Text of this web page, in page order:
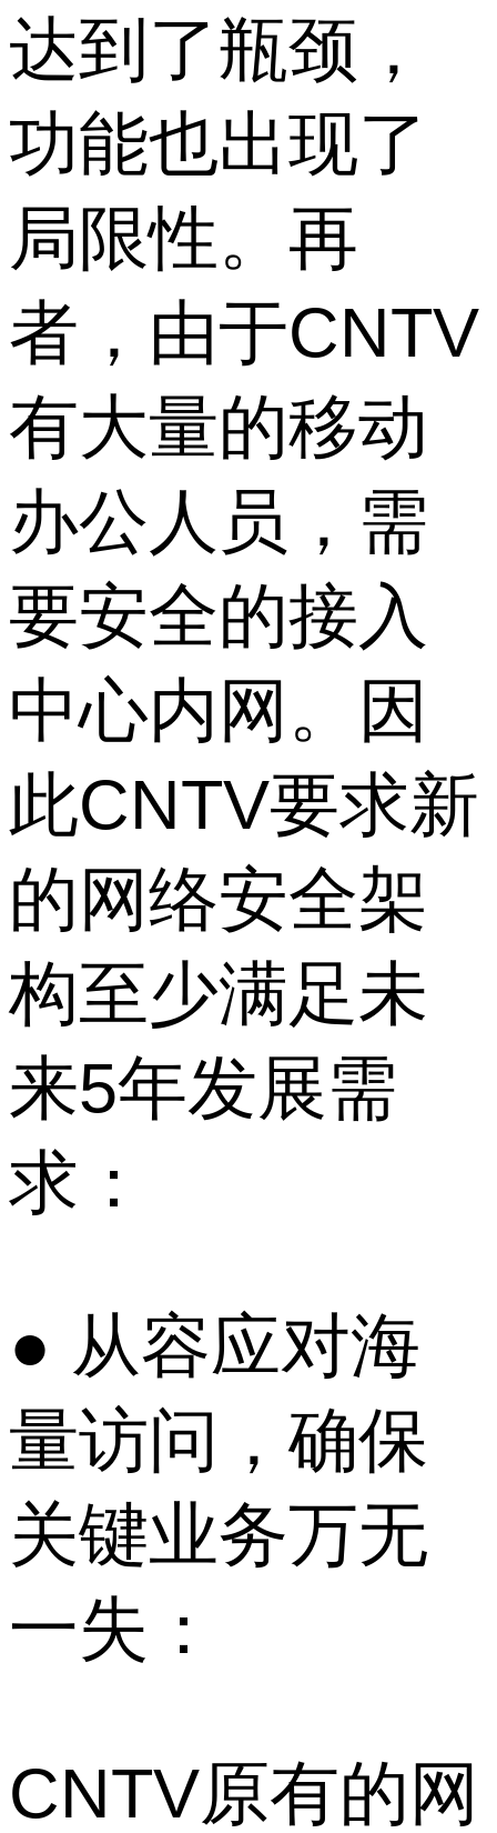
达到了瓶颈，
功能也出现了
局限性。再
者，由于CNTV
有大量的移动
办公人员，需
要安全的接入
中心内网。因
此CNTV要求新
的网络安全架
构至少满足未
来5年发展需
求：
● 从容应对海
量访问，确保
关键业务万无
一失：
CNTV原有的网